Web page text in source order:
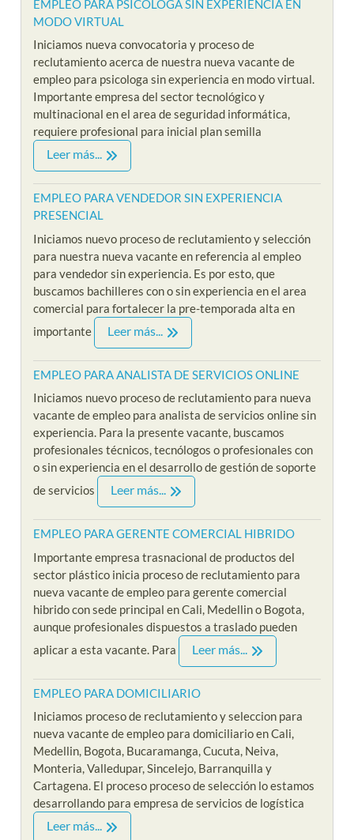
EMPLEO PARA PSICOLOGA SIN EXPERIENCIA EN
MODO VIRTUAL
Iniciamos nueva convocatoria y proceso de
reclutamiento acerca de nuestra nueva vacante de
empleo para psicologa sin experiencia en modo virtual.
Importante empresa del sector tecnológico y
multinacional en el area de seguridad informática,
requiere profesional para inicial plan semilla
Leer más...
EMPLEO PARA VENDEDOR SIN EXPERIENCIA
PRESENCIAL
Iniciamos nuevo proceso de reclutamiento y selección
para nuestra nueva vacante en referencia al empleo
para vendedor sin experiencia. Es por esto, que
buscamos bachilleres con o sin experiencia en el area
comercial para fortalecer la pre-temporada alta en
importante
Leer más...
EMPLEO PARA ANALISTA DE SERVICIOS ONLINE
Iniciamos nuevo proceso de reclutamiento para nueva
vacante de empleo para analista de servicios online sin
experiencia. Para la presente vacante, buscamos
profesionales técnicos, tecnólogos o profesionales con
o sin experiencia en el desarrollo de gestión de soporte
de servicios
Leer más...
EMPLEO PARA GERENTE COMERCIAL HIBRIDO
Importante empresa trasnacional de productos del
sector plástico inicia proceso de reclutamiento para
nueva vacante de empleo para gerente comercial
hibrido con sede principal en Cali, Medellin o Bogota,
aunque profesionales dispuestos a traslado pueden
aplicar a esta vacante. Para
Leer más...
EMPLEO PARA DOMICILIARIO
Iniciamos proceso de reclutamiento y seleccion para
nueva vacante de empleo para domiciliario en Cali,
Medellin, Bogota, Bucaramanga, Cucuta, Neiva,
Monteria, Valledupar, Sincelejo, Barranquilla y
Cartagena. El proceso proceso de selección lo estamos
desarrollando para empresa de servicios de logística
Leer más...